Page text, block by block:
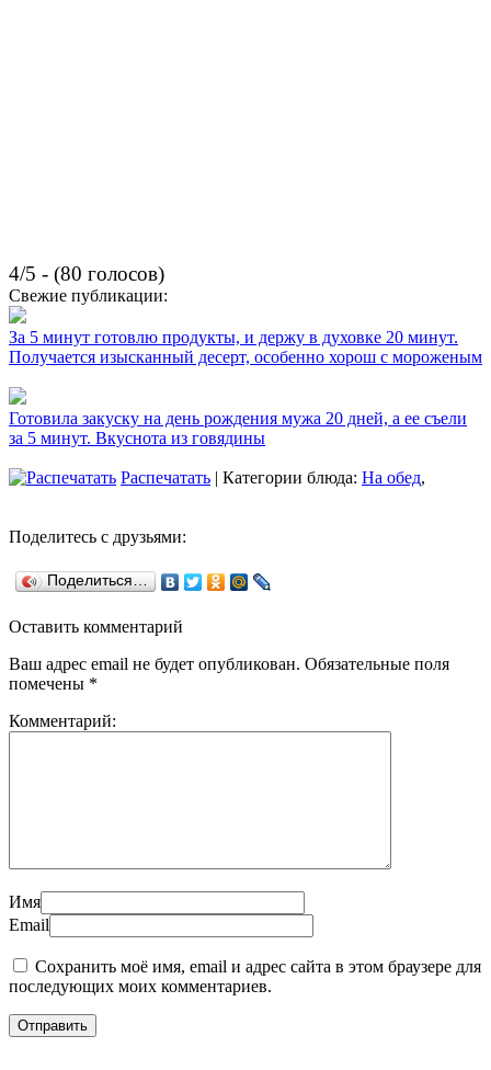
4/5 - (80 голосов)
Свежие публикации:
За 5 минут готовлю продукты, и держу в духовке 20 минут.
Получается изысканный десерт, особенно хорош с мороженым
Готовила закуску на день рождения мужа 20 дней, а ее съели
за 5 минут. Вкуснота из говядины
Распечатать | Категории блюда: На обед,
Поделитесь с друзьями:
Поделиться…
Оставить комментарий
Ваш адрес email не будет опубликован. Обязательные поля
помечены *
Комментарий:
Имя
Email
Сохранить моё имя, email и адрес сайта в этом браузере для
последующих моих комментариев.